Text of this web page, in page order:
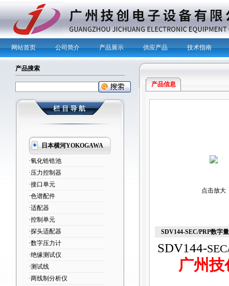
网站首页 公司简介 产品展示 供应产品 技术指南
产品搜索
日本横河YOKOGAWA
·氧化锆锆池
·压力控制器
·接口单元
·色谱配件
·适配器
·控制单元
·探头适配器
·数字压力计
·绝缘测试仪
·测试线
·两线制分析仪
产品信息
点击放大
SDV144-SEC/PRP数字
SDV144-SEC
广州